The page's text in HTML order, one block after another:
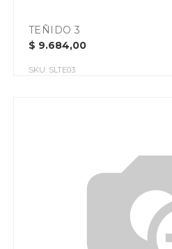
TEÑIDO 3
$ 9.684,00
SKU: SLTE03